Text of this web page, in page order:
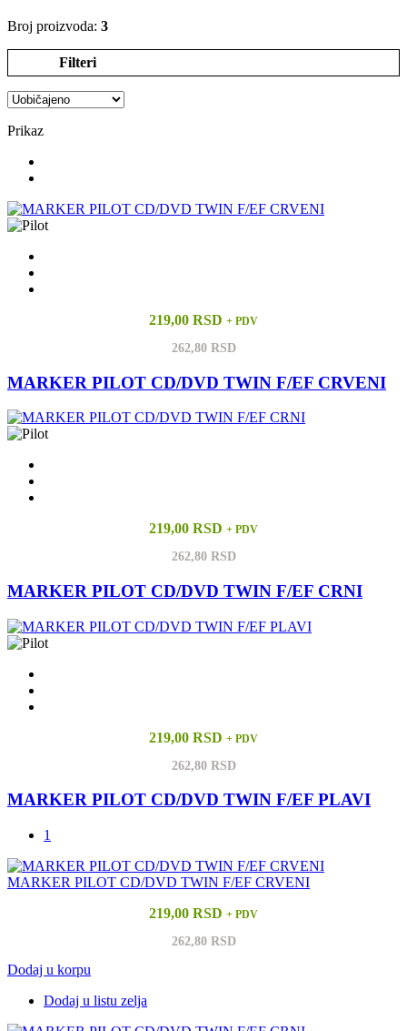
Broj proizvoda: 3
Filteri
Prikaz
219,00 RSD + PDV
262,80 RSD
MARKER PILOT CD/DVD TWIN F/EF CRVENI
219,00 RSD + PDV
262,80 RSD
MARKER PILOT CD/DVD TWIN F/EF CRNI
219,00 RSD + PDV
262,80 RSD
MARKER PILOT CD/DVD TWIN F/EF PLAVI
1
MARKER PILOT CD/DVD TWIN F/EF CRVENI
219,00 RSD + PDV
262,80 RSD
Dodaj u korpu
Dodaj u listu zelja